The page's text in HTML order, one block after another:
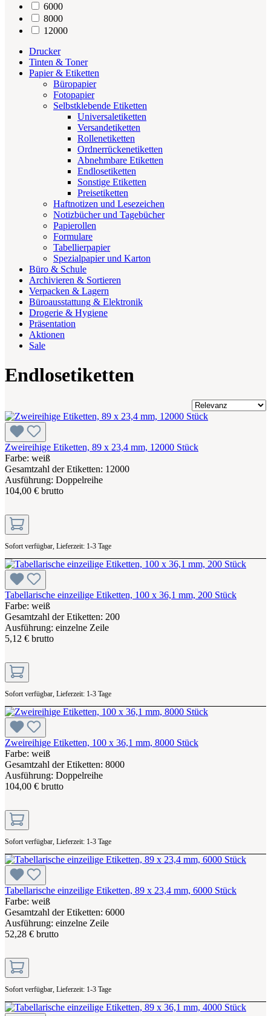
6000
8000
12000
Drucker
Tinten & Toner
Papier & Etiketten
Büropapier
Fotopapier
Selbstklebende Etiketten
Universaletiketten
Versandetiketten
Rollenetiketten
Ordnerrückenetiketten
Abnehmbare Etiketten
Endlosetiketten
Sonstige Etiketten
Preisetiketten
Haftnotizen und Lesezeichen
Notizbücher und Tagebücher
Papierollen
Formulare
Tabellierpapier
Spezialpapier und Karton
Büro & Schule
Archivieren & Sortieren
Verpacken & Lagern
Büroausstattung & Elektronik
Drogerie & Hygiene
Präsentation
Aktionen
Sale
Endlosetiketten
Zweireihige Etiketten, 89 x 23,4 mm, 12000 Stück
Farbe: weiß
Gesamtzahl der Etiketten: 12000
Ausführung: Doppelreihe
104,00 € brutto
Sofort verfügbar, Lieferzeit: 1-3 Tage
Tabellarische einzeilige Etiketten, 100 x 36,1 mm, 200 Stück
Farbe: weiß
Gesamtzahl der Etiketten: 200
Ausführung: einzelne Zeile
5,12 € brutto
Sofort verfügbar, Lieferzeit: 1-3 Tage
Zweireihige Etiketten, 100 x 36,1 mm, 8000 Stück
Farbe: weiß
Gesamtzahl der Etiketten: 8000
Ausführung: Doppelreihe
104,00 € brutto
Sofort verfügbar, Lieferzeit: 1-3 Tage
Tabellarische einzeilige Etiketten, 89 x 23,4 mm, 6000 Stück
Farbe: weiß
Gesamtzahl der Etiketten: 6000
Ausführung: einzelne Zeile
52,28 € brutto
Sofort verfügbar, Lieferzeit: 1-3 Tage